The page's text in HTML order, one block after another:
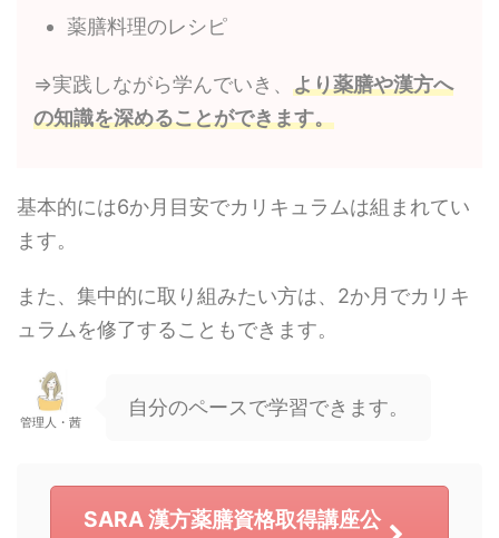
薬膳料理のレシピ
⇒実践しながら学んでいき、 より薬膳や漢方へ
の知識を深めることができます。
基本的には6か月目安でカリキュラムは組まれてい
ます。
また、集中的に取り組みたい方は、2か月でカリキ
ュラムを修了することもできます。
管理人・茜
自分のペースで学習できます。
SARA 漢方薬膳資格取得講座公